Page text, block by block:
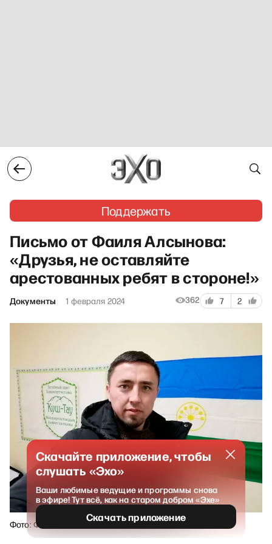
Поддержать
Письмо от Фаиля Алсынова:
«Друзья, не оставляйте
арестованных ребят в стороне!»
Документы 1 февраля 2024 362 7 2
Фото: Фаиль Алсынов / vk.com
Скачайте приложение, чтобы
слушать «Эхо»
Ваши любимые ведущие и программы снова
в эфире! Тут всё, как на старом добром «Эхе»
Скачать приложение